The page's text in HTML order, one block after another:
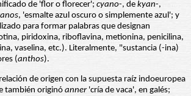
de 'flor o florecer'; cyano-, de kyan-,
, 'esmalte azul oscuro o simplemente azul'; y
para formar palabras que designan
piridoxina, riboflavina, metionina, penicilina,
vaselina, etc.). Literalmente, "sustancia (-ina)
(anthos).
de origen con la supuesta raíz indoeuropea
también originóanner'cría de vaca', en galés;